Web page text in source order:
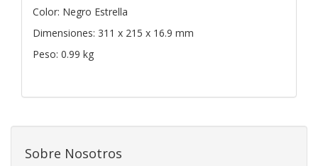
Color: Negro Estrella
Dimensiones: 311 x 215 x 16.9 mm
Peso: 0.99 kg
Sobre Nosotros